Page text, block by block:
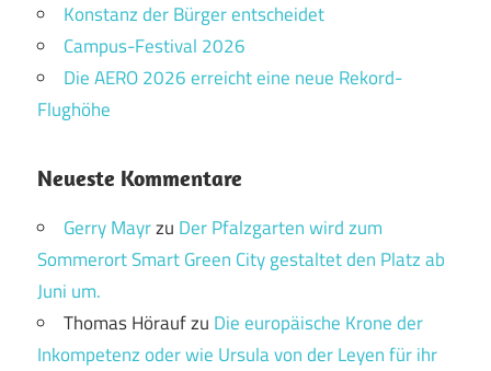
Konstanz der Bürger entscheidet
Campus-Festival 2026
Die AERO 2026 erreicht eine neue Rekord-
Flughöhe
Neueste Kommentare
Gerry Mayrzu Der Pfalzgarten wird zum
Sommerort Smart Green City gestaltet den Platz ab
Juni um.
Thomas Höraufzu Die europäische Krone der
Inkompetenz oder wie Ursula von der Leyen für ihr